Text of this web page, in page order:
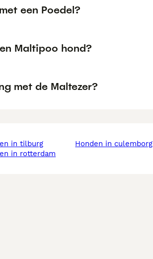
een Poedel?
Maltipoo hond?
met de Maltezer?
in tilburg
in rotterdam
honden in culemborg